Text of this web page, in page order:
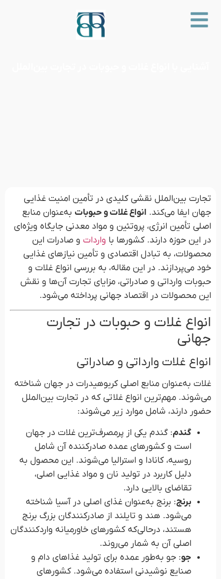
تجارت بین‌الملل نقشی کلیدی در تأمین امنیت غذایی
جهان ایفا می‌کند. انواع غلات و حبوبات به‌عنوان منابع
اصلی تأمین انرژی، پروتئین و مواد معدنی جایگاه ویژه‌ای
در این حوزه دارند. کشورها با واردات و صادرات این
محصولات، به تبادل اقتصادی و تأمین نیازهای غذایی
خود می‌پردازند. در این مقاله، به بررسی انواع غلات و
حبوبات وارداتی و صادراتی، مزایای تجارت آن‌ها و نقش
این محصولات در اقتصاد جهانی پرداخته می‌شود.
انواع غلات و حبوبات در تجارت
جهانی
انواع غلات وارداتی و صادراتی
غلات به‌عنوان منابع اصلی کربوهیدرات در جهان شناخته
می‌شوند. مهم‌ترین انواع غلاتی که در تجارت بین‌الملل
حضور دارند، شامل موارد زیر می‌شوند:
گندم: گندم یکی از پرمصرف‌ترین غلات در جهان
است و کشورهای عمده صادرکننده آن شامل
روسیه، کانادا و استرالیا می‌شوند. این محصول به
دلیل کاربرد در تولید نان و مواد غذایی اصلی،
تقاضای بالایی دارد.
برنج: برنج به‌عنوان غذای اصلی در آسیا شناخته
می‌شود. هند و تایلند از صادرکنندگان بزرگ برنج
هستند، درحالی‌که کشورهای خاورمیانه واردکنندگان
اصلی آن به شمار می‌روند.
جو: جو به‌طور عمده برای تولید غذاهای دام و
صنایع نوشیدنی استفاده می‌شود. کشورهای